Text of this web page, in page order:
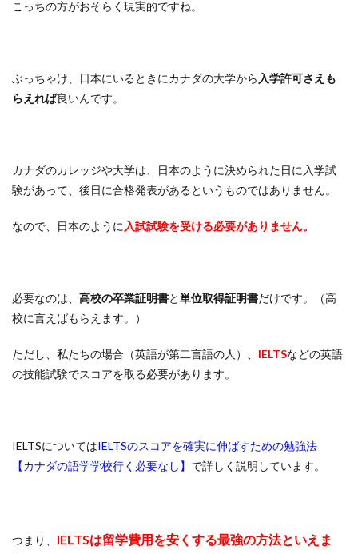
こっちの方がおそらく現実的ですね。
ぶっちゃけ、日本にいるときにカナダの大学から 入学許可さえも
らえれば良いんです。
カナダのカレッジや大学は、日本のように決められた日に入学試
験があって、後日に合格発表があるというものではありません。
なので、日本のように 入試試験を受ける必要がありません。
必要なのは、 高校の卒業証明書と単位取得証明書だけです。（高
校に言えばもらえます。）
ただし、私たちの場合（英語が第二言語の人）、 IELTSなどの英語
の技能試験でスコアを取る必要があります。
IELTSについてはIELTSのスコアを確実に伸ばすための勉強法
【カナダの語学学校行く必要なし】 で詳しく説明しています。
つまり、 IELTSは留学費用を安くする最強の方法といえま